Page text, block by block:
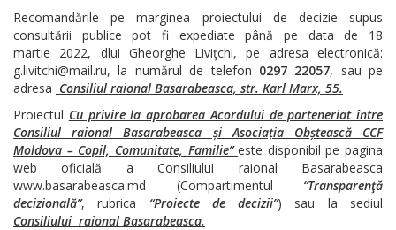
Recomandările pe marginea proiectului de decizie supus
consultării publice pot fi expediate până pe data de 18
martie 2022, dlui Gheorghe Liviţchi, pe adresa electronică:
g.livitchi@mail.ru, la numărul de telefon 0297 22057, sau pe
adresa Consiliul raional Basarabeasca, str. Karl Marx, 55.
Proiectul Cu privire la aprobarea Acordului de parteneriat între
Consiliul raional Basarabeasca și Asociația Obștească CCF
Moldova – Copil, Comunitate, Familie”este disponibil pe pagina
web oficială a Consiliului raional Basarabeasca
www.basarabeasca.md (Compartimentul “Transparenţă
decizională”, rubrica “Proiecte de decizii”) sau la sediul
Consiliului raional Basarabeasca.